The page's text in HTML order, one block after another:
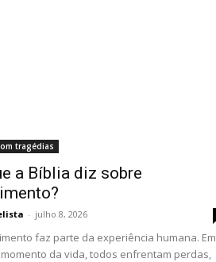
tragédias
a Bíblia diz sobre
- julho 8, 2026
faz parte da experiência humana. Em
da vida, todos enfrentam perdas,